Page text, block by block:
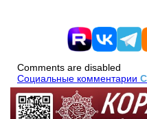
Comments are disabled
Социальные комментарии